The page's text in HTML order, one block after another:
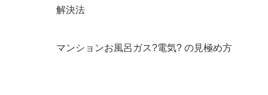
解決法
マンションお風呂ガス?電気? の見極め方